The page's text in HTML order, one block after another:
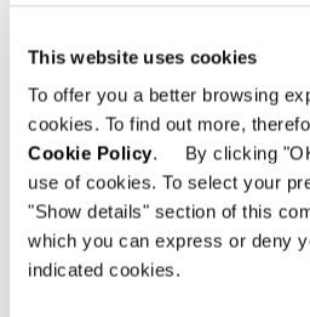
This website uses cookies
To offer you a better browsing
cookies. To find out more,
Cookie Policy. By clicking
use of cookies. To select your
"Show details" section of this
which you can express or deny
indicated cookies.
dänischen Duo
Der Linearität halber
Bereich mit den
des Programms
das vonMarcio Kogan
als schwebende Insel
quadratischen Linien